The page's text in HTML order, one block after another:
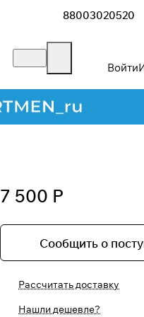
88003020520
Войти
7 500 Р
Сообщить о
Рассчитать доставку
Нашли дешевле?